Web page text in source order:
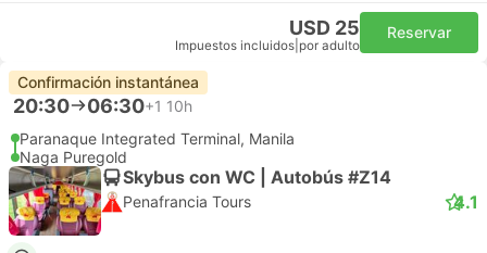
USD 25
Impuestos incluidos por adulto
Reservar
Confirmación instantánea
20:30 06:30+1 10h
Paranaque Integrated Terminal, Manila
Naga Puregold
Skybus con WC | Autobús #Z14
Penafrancia Tours 4.1